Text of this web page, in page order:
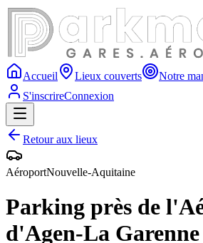
Accueil Lieux couverts Notre
S'inscrireConnexion
Retour aux lieux
AéroportNouvelle-Aquitaine
Parking près de
d'Agen-La Garenne